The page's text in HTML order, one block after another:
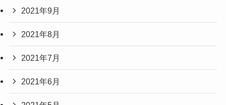
2021年9月
2021年8月
2021年7月
2021年6月